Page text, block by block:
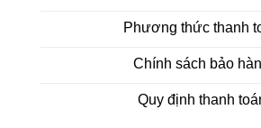
Phương thức thanh
Chính sách bảo
Quy định thanh